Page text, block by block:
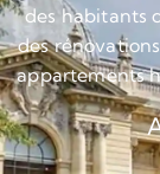
des habitants
des
appartements